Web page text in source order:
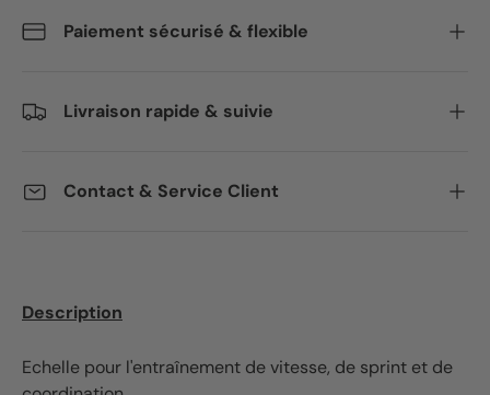
Paiement sécurisé & flexible
Livraison rapide & suivie
Contact & Service Client
Description
Echelle pour l'entraînement de vitesse, de sprint et de